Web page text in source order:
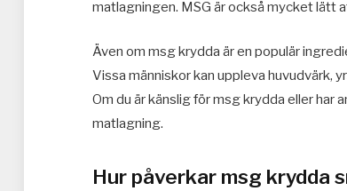
matlagningen. MSG är också mycket lätt
Även om msg krydda är en populär
Vissa människor kan uppleva huvudvärk,
Om du är känslig för msg krydda eller har
matlagning.
Hur påverkar msg krydda